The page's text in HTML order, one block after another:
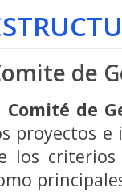
de
Comité de
proyectos
los criterios